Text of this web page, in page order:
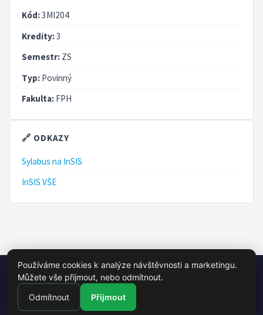
Kód:3MI204
Kredity:3
Semestr: ZS
Typ: Povinný
Fakulta: FPH
🔗 ODKAZY
Sylabus na InSIS
InSIS VŠE
© 2026 VŠE Wiki - studentský projekt, není oficálně spojen s VŠE
Praha
Předměty
Učitelé
Používáme cookies k analýze návštěvnosti a marketingu.
Můžete vše přijmout, nebo odmítnout.
Odmítnout
Přijmout